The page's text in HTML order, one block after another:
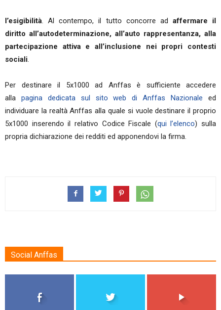
l’esigibilità. Al contempo, il tutto concorre ad affermare il
diritto all’autodeterminazione, all’auto rappresentanza, alla
partecipazione attiva e all’inclusione nei propri contesti
sociali.
Per destinare il 5x1000 ad Anffas è sufficiente accedere
alla pagina dedicata sul sito web di Anffas Nazionale ed
individuare la realtà Anffas alla quale si vuole destinare il proprio
5x1000 inserendo il relativo Codice Fiscale (qui l’elenco) sulla
propria dichiarazione dei redditi ed apponendovi la firma.
Social Anffas